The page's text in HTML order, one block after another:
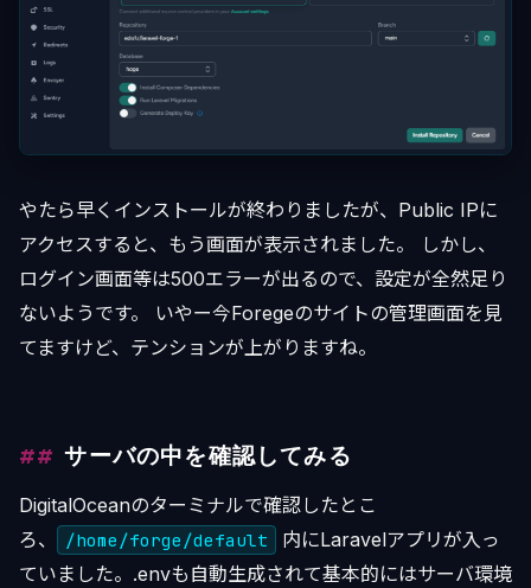
やたら早くインストールが終わりましたが、Public IPに
アクセスすると、もう画面が表示されました。 しかし、
ログイン画面等は500エラーが出るので、設定が全然足り
ないようです。 いやー今Foregeのサイトの管理画面を見
てますけど、テンションが上がりますね。
サーバの中を確認してみる
DigitalOceanのターミナルで確認したとこ
ろ、
/home/forge/default
内にLaravelアプリが入っ
ていました。.envも自動生成されて基本的にはサーバ環境